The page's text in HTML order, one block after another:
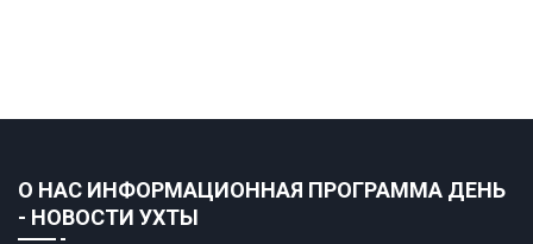
О НАС ИНФОРМАЦИОННАЯ ПРОГРАММА ДЕНЬ
- НОВОСТИ УХТЫ